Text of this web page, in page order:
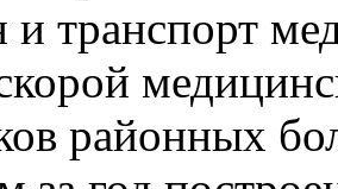
и транспорт
районных